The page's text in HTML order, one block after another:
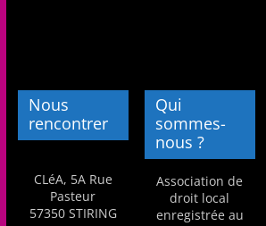
Nous
rencontrer
CLéA, 5A Rue
Pasteur
57350 STIRING
Qui
sommes-
nous ?
Association de
droit local
enregistrée au